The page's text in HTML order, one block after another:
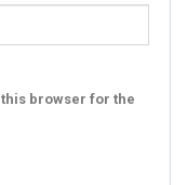
browser for the